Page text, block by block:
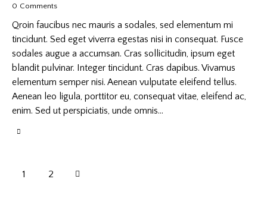
0 Comments
Qroin faucibus nec mauris a sodales, sed elementum mi
tincidunt. Sed eget viverra egestas nisi in consequat. Fusce
sodales augue a accumsan. Cras sollicitudin, ipsum eget
blandit pulvinar. Integer tincidunt. Cras dapibus. Vivamus
elementum semper nisi. Aenean vulputate eleifend tellus.
Aenean leo ligula, porttitor eu, consequat vitae, eleifend ac,
enim. Sed ut perspiciatis, unde omnis…
1 2